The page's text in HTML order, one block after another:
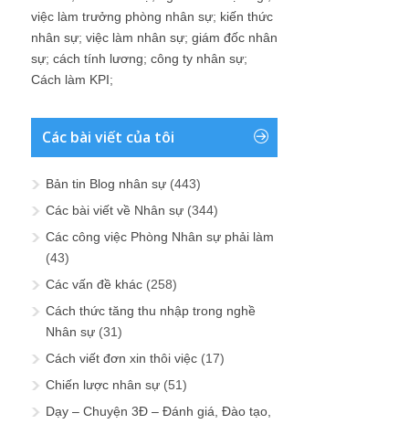
việc làm trưởng phòng nhân sự; kiến thức
nhân sự; việc làm nhân sự; giám đốc nhân
sự; cách tính lương; công ty nhân sự;
Cách làm KPI;
Các bài viết của tôi
Bản tin Blog nhân sự (443)
Các bài viết về Nhân sự (344)
Các công việc Phòng Nhân sự phải làm
(43)
Các vấn đề khác (258)
Cách thức tăng thu nhập trong nghề
Nhân sự (31)
Cách viết đơn xin thôi việc (17)
Chiến lược nhân sự (51)
Dạy – Chuyện 3Đ – Đánh giá, Đào tạo,